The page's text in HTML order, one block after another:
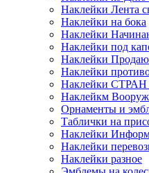
Наклейки Лента
Наклейки на бока
Наклейки
Наклейки под
Наклейки Продаю
Наклейки
Наклейки СТРАН
Наклейкм
Орнаменты и
Таблички на
Наклейки
Наклейки
Наклейки разное